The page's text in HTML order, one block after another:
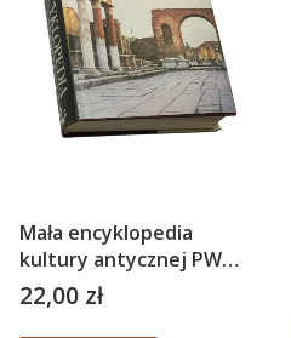
Mała encyklopedia
kultury antycznej PWN –
red. Zdzisław Piszczek
Cena
22,00 zł